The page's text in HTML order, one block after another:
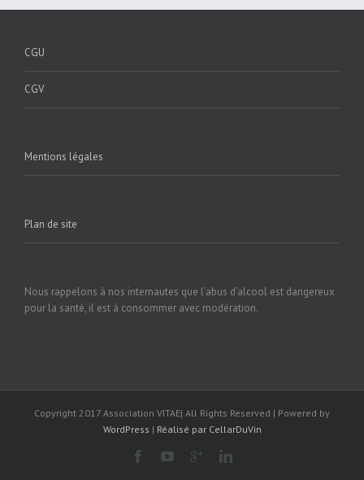
CGU
CGV
Mentions légales
Plan de site
Nous rappelons à nos internautes que l’abus d’alcool est dangereux
pour la santé, il est à consommer avec modération.
Copyright 2017 Association VITAE| All Rights Reserved | Powered by
WordPress | Réalisé par CellarDuVin